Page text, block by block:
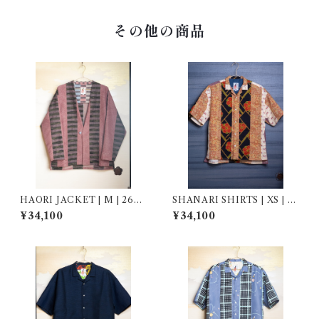
その他の商品
HAORI JACKET | M | 2690
01
¥34,100
SHANARI SHIRTS | XS | 2
63058
¥34,100